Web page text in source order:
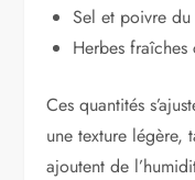
Sel et poivre
Herbes
Ces quantités
une texture légère,
ajoutent de